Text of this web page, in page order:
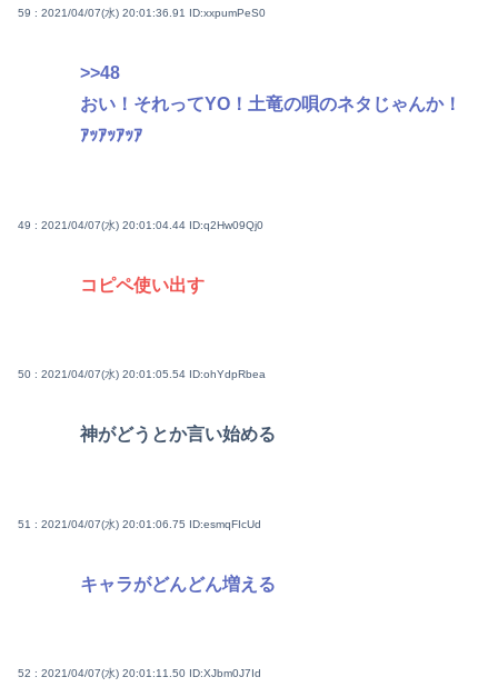
59 : 2021/04/07(水) 20:01:36.91 ID:xxpumPeS0
>>48
おい！それってYO！土竜の唄のネタじゃんか！
ｱｯｱｯｱｯｱ
49 : 2021/04/07(水) 20:01:04.44 ID:q2Hw09Qj0
コピペ使い出す
50 : 2021/04/07(水) 20:01:05.54 ID:ohYdpRbea
神がどうとか言い始める
51 : 2021/04/07(水) 20:01:06.75 ID:esmqFIcUd
キャラがどんどん増える
52 : 2021/04/07(水) 20:01:11.50 ID:XJbm0J7Id